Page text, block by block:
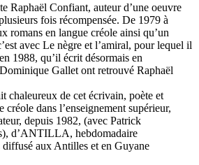
Raphaël Confiant, auteur d’une oeuvre
fois récompensée. De 1979 à
romans en langue créole ainsi qu’un
avec Le nègre et l’amiral, pour lequel il
1988, qu’il écrit désormais en
Gallet ont retrouvé Raphaël
chaleureux de cet écrivain, poète et
dans l’enseignement supérieur,
depuis 1982, (avec Patrick
d’ANTILLA, hebdomadaire
diffusé aux Antilles et en Guyane